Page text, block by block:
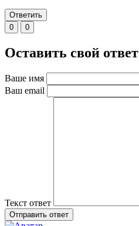
Ответить
0
0
Оставить свой ответ
Ваше имя
Ваш email
Текст ответ
Отправить ответ